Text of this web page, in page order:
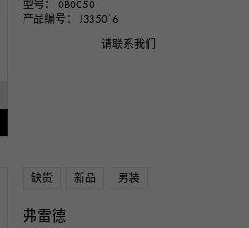
型号： 0B0050
产品编号： J335016
请联系我们
缺货 新品 男装
弗雷德